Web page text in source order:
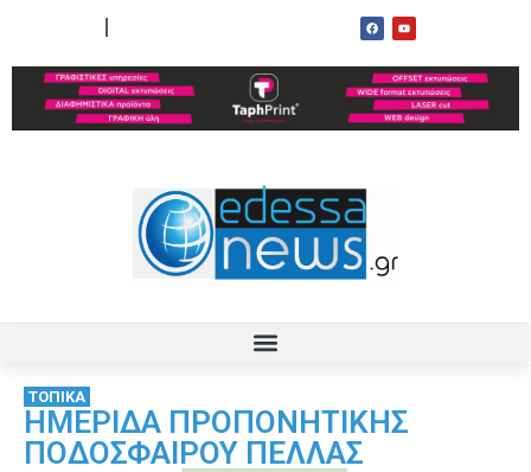
ΤΟΠΙΚΑ
ΗΜΕΡΙΔΑ ΠΡΟΠΟΝΗΤΙΚΗΣ
ΠΟΔΟΣΦΑΙΡΟΥ ΠΕΛΛΑΣ